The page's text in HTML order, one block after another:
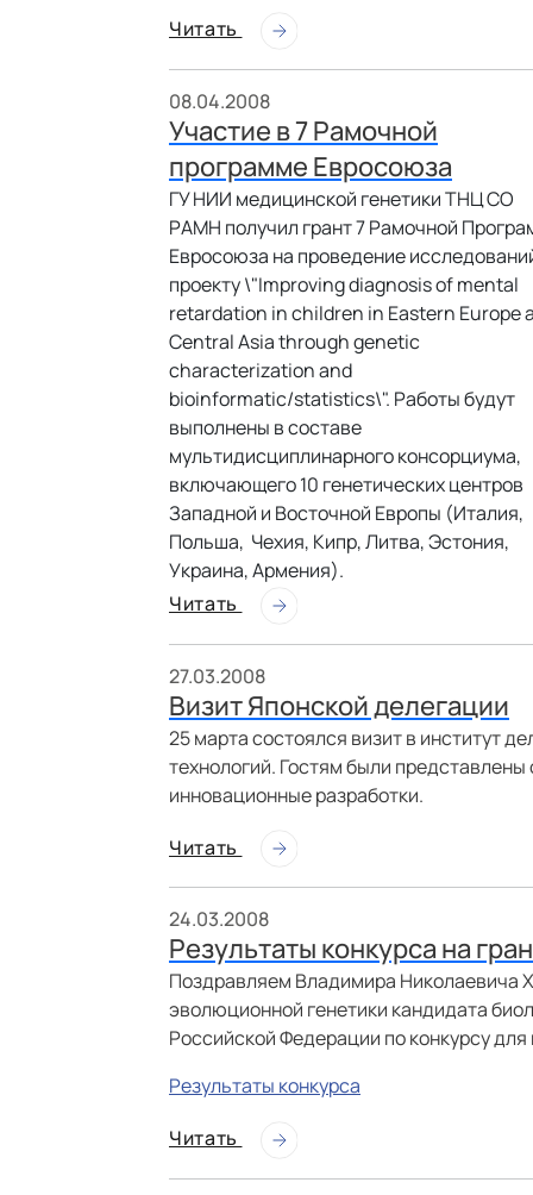
Читать
08.04.2008
Участие в 7 Рамочной
программе Евросоюза
ГУ НИИ медицинской генетики ТНЦ СО
РАМН получил грант 7 Рамочной
Евросоюза на проведение
проекту \"Improving diagnosis of mental
retardation in children in Eastern Europe
Central Asia through genetic
characterization and
bioinformatic/statistics\". Работы будут
выполнены в составе
мультидисциплинарного консорциума,
включающего 10 генетических центров
Западной и Восточной Европы (Италия,
Польша, Чехия, Кипр, Литва, Эстония,
Украина, Армения).
Читать
27.03.2008
Визит Японской делегации
25 марта состоялся визит в институт
технологий. Гостям были
инновационные разработки.
Читать
24.03.2008
Результаты конкурса на
Поздравляем Владимира Николаевича
эволюционной генетики кандидата
Российской Федерации по конкурсу
Результаты конкурса
Читать